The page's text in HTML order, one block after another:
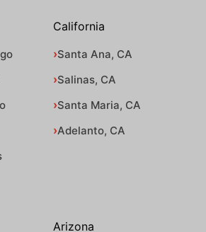
California
Santa Ana, CA
Salinas, CA
Santa Maria, CA
Adelanto, CA
Arizona